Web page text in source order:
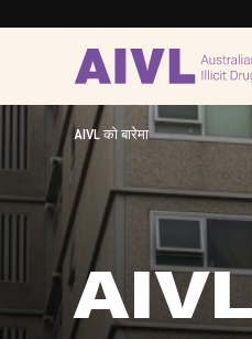
AIVL को बारेमा
AIVL